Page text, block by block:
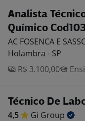
Analista
Químico
AC FOSENCA E
Holambra - SP
R$ 3.100,00
Técnico De
4,5 Gi Group